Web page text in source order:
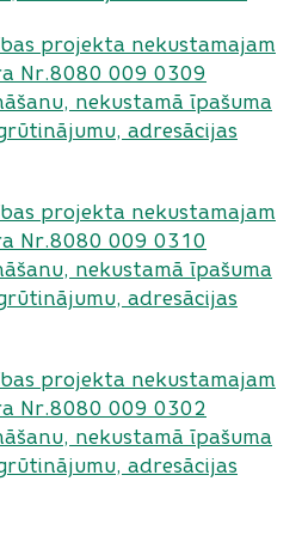
projekta nekustamajam
Nr.8080 009 0309
nekustamā īpašuma
adresācijas
projekta nekustamajam
Nr.8080 009 0310
nekustamā īpašuma
adresācijas
projekta nekustamajam
Nr.8080 009 0302
nekustamā īpašuma
adresācijas